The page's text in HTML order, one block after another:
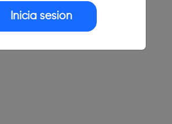
Inicia sesión